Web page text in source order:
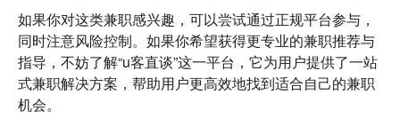
如果你对这类兼职感兴趣，可以尝试通过正规平台参与，
同时注意风险控制。如果你希望获得更专业的兼职推荐与
指导，不妨了解“u客直谈”这一平台，它为用户提供了一站
式兼职解决方案，帮助用户更高效地找到适合自己的兼职
机会。